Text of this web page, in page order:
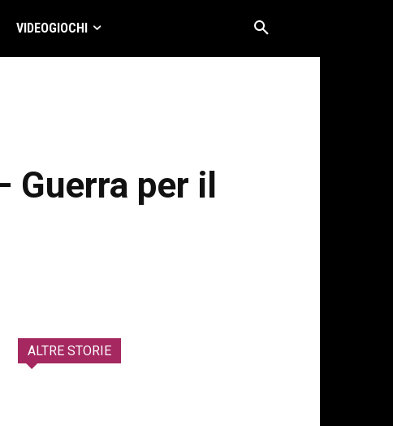
VIDEOGIOCHI
Guerra per il
ALTRE STORIE